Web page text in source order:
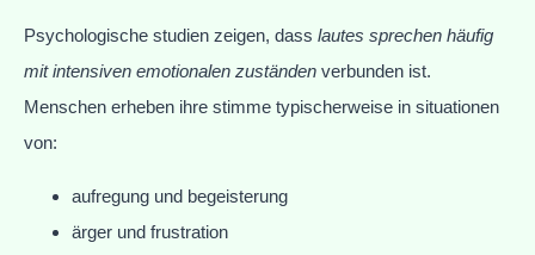
Psychologische studien zeigen, dass lautes sprechen häufig
mit intensiven emotionalen zuständen verbunden ist.
Menschen erheben ihre stimme typischerweise in situationen
von:
aufregung und begeisterung
ärger und frustration